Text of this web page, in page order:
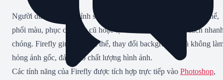
Người dùng có thể chỉnh sửa, mở rộng, thay đổi bối cảnh, vật thể,
phối màu, phục chế ảnh cũ hoặc tạo ảnh composite một cách
chóng. Firefly giúp xóa vật thể, thay đổi background mà không
hỏng ảnh gốc, đảm bảo chất lượng hình ảnh.
Các tính năng của Firefly được tích hợp trực tiếp vào Photoshop,